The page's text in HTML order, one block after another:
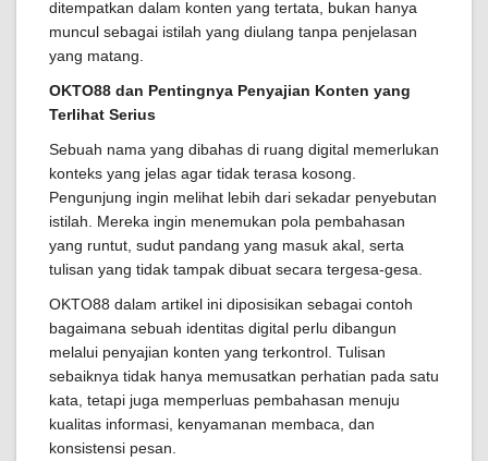
ditempatkan dalam konten yang tertata, bukan hanya
muncul sebagai istilah yang diulang tanpa penjelasan
yang matang.
OKTO88 dan Pentingnya Penyajian Konten yang
Terlihat Serius
Sebuah nama yang dibahas di ruang digital memerlukan
konteks yang jelas agar tidak terasa kosong.
Pengunjung ingin melihat lebih dari sekadar penyebutan
istilah. Mereka ingin menemukan pola pembahasan
yang runtut, sudut pandang yang masuk akal, serta
tulisan yang tidak tampak dibuat secara tergesa-gesa.
OKTO88 dalam artikel ini diposisikan sebagai contoh
bagaimana sebuah identitas digital perlu dibangun
melalui penyajian konten yang terkontrol. Tulisan
sebaiknya tidak hanya memusatkan perhatian pada satu
kata, tetapi juga memperluas pembahasan menuju
kualitas informasi, kenyamanan membaca, dan
konsistensi pesan.